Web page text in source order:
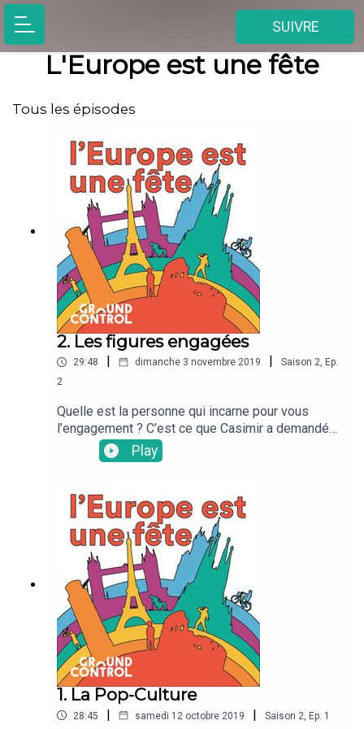
SUIVRE
L'Europe est une fête
Tous les épisodes
2. Les figures engagées
29:48 dimanche 3 novembre 2019 Saison 2, Ep.
2
Quelle est la personne qui incarne pour vous
l’engagement ? C’est ce que Casimir a demandé
aux européens et européennes du podcast. Un
politique ? Un héros ? Un militant ? Vous serez
les codes dans les quatre coins de l’Europe, vous
rirez de votre ignorance et surtout apprendrez
davantage sur la culture de ces pays.
Play
1. La Pop-Culture
28:45 | samedi 12 octobre 2019 | Saison 2 Ep. 1